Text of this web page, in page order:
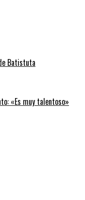
Batistuta
«Es muy talentoso»